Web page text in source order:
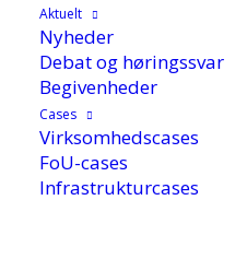
Aktuelt
Nyheder
Debat og høringssvar
Begivenheder
Cases
Virksomhedscases
FoU-cases
Infrastrukturcases
17. december 2025
I et samarbejde
Teknologisk Institut, om